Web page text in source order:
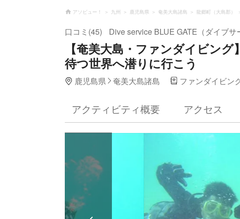
アソビュー！ 九州 鹿児島県 奄美大島諸島 龍郷町（大島郡）
口コミ(45) Dive service BLUE GATE（ダイブサ
【奄美大島・ファンダイビン
待つ世界へ潜りに行こう
鹿児島県 奄美大島諸島 ファンダイビン
アクティビティ概要 アクセス